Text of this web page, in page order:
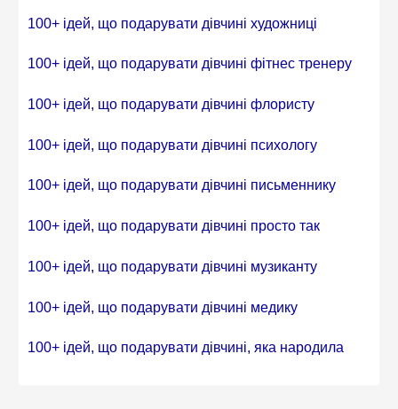
100+ ідей, що подарувати дівчині художниці
100+ ідей, що подарувати дівчині фітнес тренеру
100+ ідей, що подарувати дівчині флористу
100+ ідей, що подарувати дівчині психологу
100+ ідей, що подарувати дівчині письменнику
100+ ідей, що подарувати дівчині просто так
100+ ідей, що подарувати дівчині музиканту
100+ ідей, що подарувати дівчині медику
100+ ідей, що подарувати дівчині, яка народила